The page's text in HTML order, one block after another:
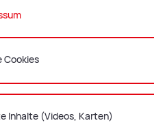
+43 3842 4062-335
baurecht@leoben.at
Cookies
Inhalte (Videos, Karten)